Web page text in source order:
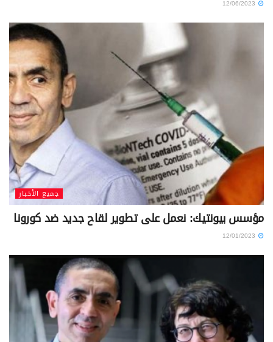
جميع الأخبار
مؤسس بيونتيك: نعمل على تطوير لقاح جديد ضد كورونا